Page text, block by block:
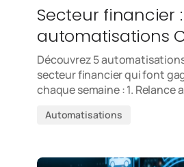
Secteur financier
automatisations
Découvrez 5
secteur financier qui font
chaque semaine : 1.
Automatisations